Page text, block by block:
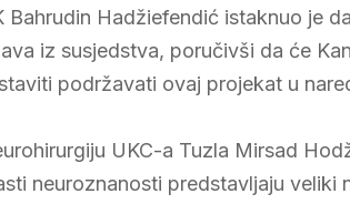
Bahrudin Hadžiefendić istaknuo je
iz susjedstva, poručivši da će
podržavati ovaj projekat u
UKC-a Tuzla Mirsad
neuroznanosti predstavljaju veliki